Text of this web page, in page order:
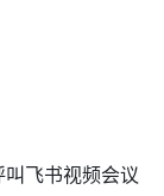
飞书视频会议